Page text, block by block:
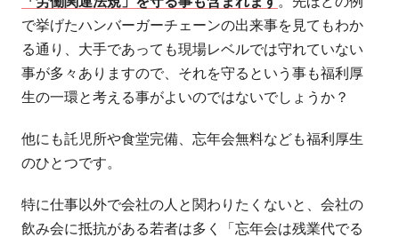
で挙げたハンバーガーチェーンの出来事を見てもわか
る通り、大手であっても現場レベルでは守れていない
事が多々ありますので、それを守るという事も福利厚
生の一環と考える事がよいのではないでしょうか？
他にも託児所や食堂完備、忘年会無料なども福利厚生
のひとつです。
特に仕事以外で会社の人と関わりたくないと、会社の
飲み会に抵抗がある若者は多く「忘年会は残業代でる